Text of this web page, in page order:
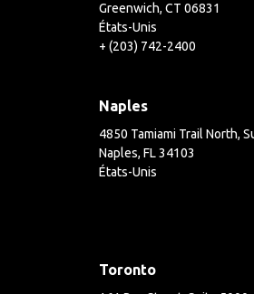
Greenwich, CT 06831
États-Unis
+ (203) 742-2400
Naples
4850 Tamiami Trail North,
Naples, FL 34103
États-Unis
Toronto